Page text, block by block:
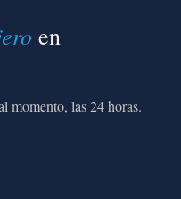
en
momento, las 24 horas.